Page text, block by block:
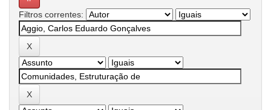
Filtros correntes: